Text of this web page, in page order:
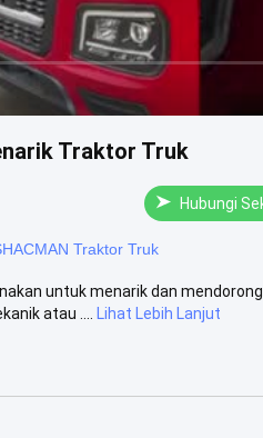
Traktor Truk
Hubungi
Traktor Truk
untuk menarik dan
atau ....
Lihat Lebih Lanjut